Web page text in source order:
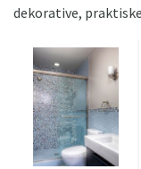
dekorative,